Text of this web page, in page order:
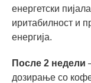
енергетски
иритабилност и
енергија.
После 2 недели
дозирање со